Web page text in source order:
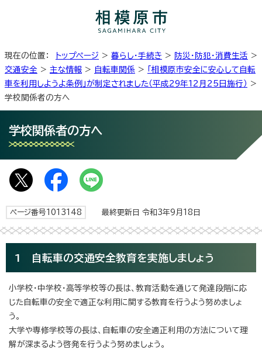
現在の位置： トップページ > 暮らし・手続き > 防災・防犯・消費生活 >
交通安全 > 主な情報 > 自転車関係 > 「相模原市安全に安心して自転
車を利用しようよ条例」が制定されました（平成29年12月25日施行） >
学校関係者の方へ
学校関係者の方へ
ページ番号1013148 最終更新日 令和3年9月18日
1 自転車の交通安全教育を実施しましょう
小学校・中学校・高等学校等の長は、教育活動を通じて発達段階に応
じた自転車の安全で適正な利用に関する教育を行うよう努めましょ
う。
大学や専修学校等の長は、自転車の安全適正利用の方法について理
解が深まるよう啓発を行うよう努めましょう。